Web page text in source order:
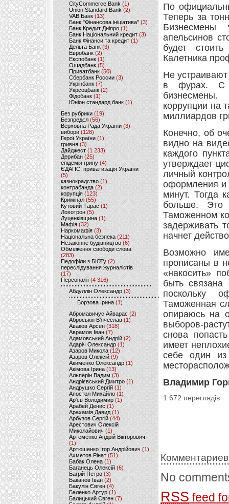
CityCommerce Bank (1)
Union Standard Bank (2)
VAB Банк (13)
Банк "Фінансова ініціатива" (3)
Банк Кредит Дніпро (1)
Банк Національний кредит (3)
Банк Фінанси та кредит (1)
Дельта Банк (3)
Евробанк(2)
Експобанк (1)
Ощадбанк(5)
Приватбанк (50)
Сбербанк России (3)
Укрінбанк(7)
Укрсоцбанк (2)
Фідобанк (1)
Юніон стандард банк(1)
Без рубрики (19)
Безпредєл(56)
Верховна Рада України (3)
вибори(128)
Герої України(1)
гривня (3)
Дайджест (1 233)
Дерибан (25)
епідемія грипу (4)
ЄДАПС: приватизація України
(5)
казнокрадство (1)
контрабанда (2)
корупція (123)
Кримінал (55)
Кутовий Тарас (1)
Лохотрон(5)
Луценківщина (1)
Мафія (32)
Наркомафія (3)
Національна безпека (211)
Незаконне будівництво(6)
Обмеження свободи слова
(283)
Педофіли з БЮТу (2)
переслідування журналістів
(17)
Персоналії (4 316)
Абдуллін Олександр (3)
Борзова Ірина(1)
Абромавичус Айварас (2)
Аброськін В’ячеслав(1)
Аваков Арсен (318)
Аврамов Іван (7)
Адамовський Андрій(2)
Адаріч Олександр (1)
Азаров Микола (12)
Азаров Олексій (9)
Акименко Олександр(1)
Акімова Ірина(13)
Альперін Вадим (3)
Андрієвський Дмитро(1)
Андрушко Сергій(1)
Апостол Михайло(1)
Ар'єв Володимир (1)
Арабей Денис(1)
Арахамія Давид (1)
Арбузов Сергій (44)
Арестович Олексій
Миколайович(1)
Артеменко Андрій Вікторович
(1)
Артюшенко Ігор Андрійович(1)
Ахметов Рінат(51)
Бабак Олена(1)
Баганець Олексій(6)
Багрій Петро (3)
Баканов Іван(2)
Бакулін Євген (4)
Баленко Артур(1)
Балицький Євген(7)
По
Теперь за
Бизнесмены
апельсинов
будет
Калетника
Не
в фурах. С
коррупции на
миллиардов
Конечно, об
видно на
каждого
утверждает
личный
оформления и
минут. Тогда
больше.
Таможенном
задерживать
начнет
Возможно
прописаны в
«накосить»
быть
поскольку
Таможенная
опираюсь на
выборов-
снова
имеет
себе один из
Владимир
1 672 переглядів
No
RSS feed